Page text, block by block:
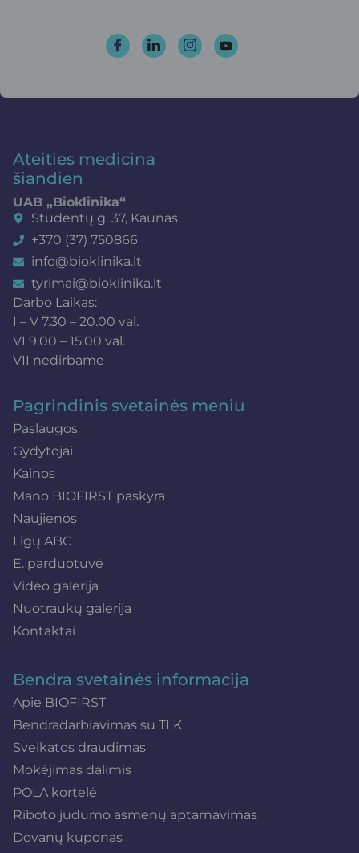
Ateities medicina
šiandien
UAB „Bioklinika“
Studentų g. 37, Kaunas
+370 (37) 750866
info@bioklinika.lt
tyrimai@bioklinika.lt
Darbo Laikas:
I – V 7.30 – 20.00 val.
VI 9.00 – 15.00 val.
VII nedirbame
Pagrindinis svetainės meniu
Paslaugos
Gydytojai
Kainos
Mano BIOFIRST paskyra
Naujienos
Ligų ABC
E. parduotuvė
Video galerija
Nuotraukų galerija
Kontaktai
Bendra svetainės informacija
Apie BIOFIRST
Bendradarbiavimas su TLK
Sveikatos draudimas
Mokėjimas dalimis
POLA kortelė
Riboto judumo asmenų aptarnavimas
Dovanų kuponas